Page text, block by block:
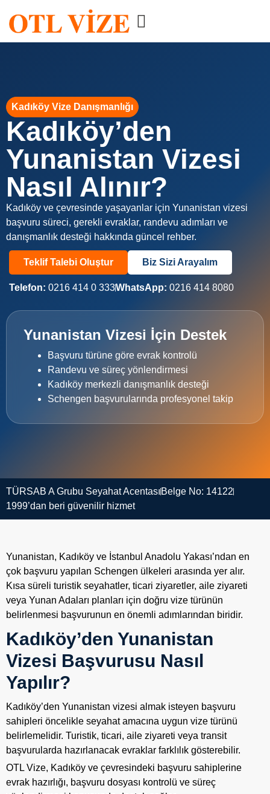
Kadıköy Vize Danışmanlığı
Kadıköy’den
Yunanistan Vizesi
Nasıl Alınır?
Kadıköy ve çevresinde yaşayanlar için Yunanistan vizesi
başvuru süreci, gerekli evraklar, randevu adımları ve
danışmanlık desteği hakkında güncel rehber.
Teklif Talebi Oluştur Biz Sizi Arayalım
Telefon: 0216 414 0 333WhatsApp: 0216 414 8080
Yunanistan Vizesi İçin Destek
Başvuru türüne göre evrak kontrolü
Randevu ve süreç yönlendirmesi
Kadıköy merkezli danışmanlık desteği
Schengen başvurularında profesyonel takip
TÜRSAB A Grubu Seyahat Acentası Belge No: 14122
1999’dan beri güvenilir hizmet
Yunanistan, Kadıköy ve İstanbul Anadolu Yakası’ndan en
çok başvuru yapılan Schengen ülkeleri arasında yer alır.
Kısa süreli turistik seyahatler, ticari ziyaretler, aile ziyareti
veya Yunan Adaları planları için doğru vize türünün
belirlenmesi başvurunun en önemli adımlarından biridir.
Kadıköy’den Yunanistan
Vizesi Başvurusu Nasıl
Yapılır?
Kadıköy’den Yunanistan vizesi almak isteyen başvuru
sahipleri öncelikle seyahat amacına uygun vize türünü
belirlemelidir. Turistik, ticari, aile ziyareti veya transit
başvurularda hazırlanacak evraklar farklılık gösterebilir.
OTL Vize, Kadıköy ve çevresindeki başvuru sahiplerine
evrak hazırlığı, başvuru dosyası kontrolü ve süreç